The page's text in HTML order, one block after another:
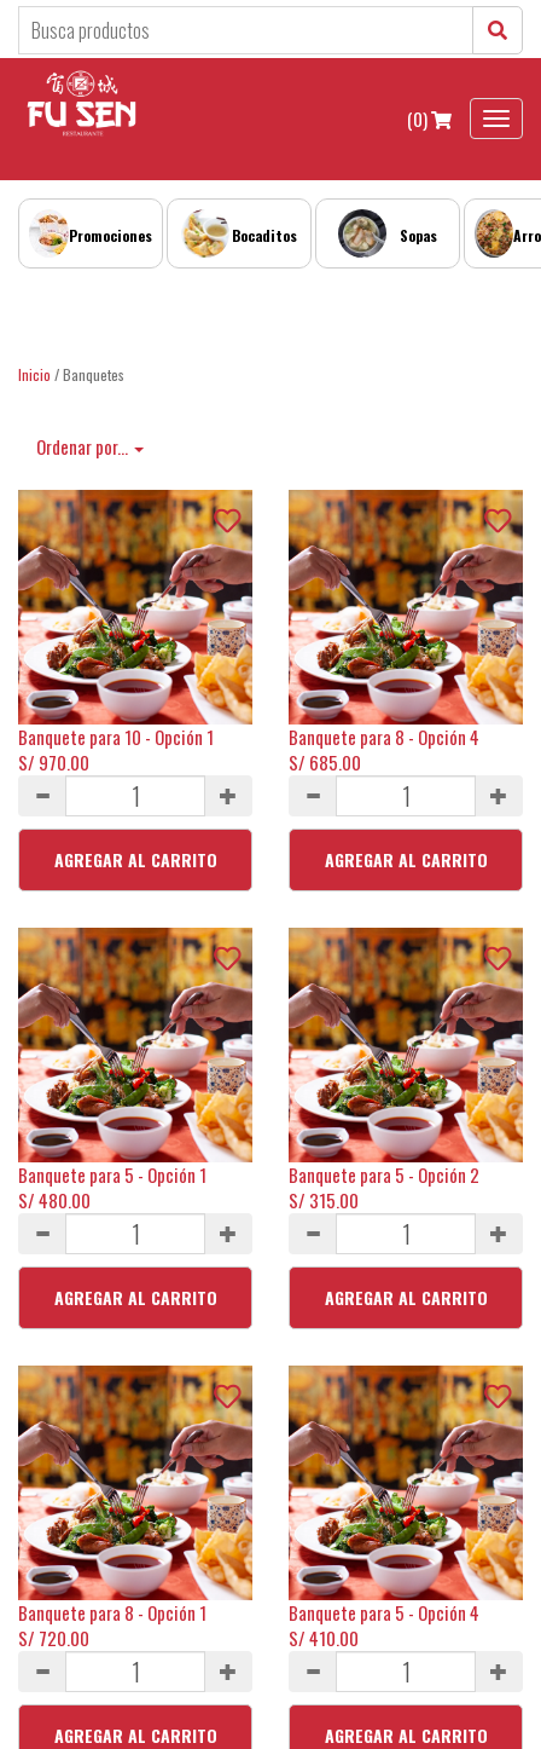
(0)
Restaurante
RESTAURANTE
Historia
Eventos
Promociones Bocaditos Sopas
Inicio / Banquetes
Ordenar por...
Banquete para 10 - Opción 1
S/ 970.00
AGREGAR AL CARRITO
Banquete para 8 - Opción 4
S/ 685.00
AGREGAR AL CARRITO
Banquete para 5 - Opción 1
S/ 480.00
AGREGAR AL CARRITO
Banquete para 5 - Opción 2
S/ 315.00
AGREGAR AL CARRITO
Banquete para 8 - Opción 1
S/ 720.00
AGREGAR AL CARRITO
Banquete para 5 - Opción 4
S/ 410.00
AGREGAR AL CARRITO